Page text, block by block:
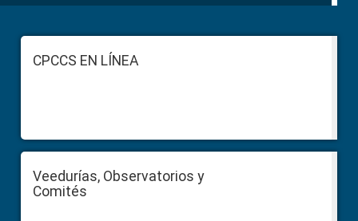
FooterCPCCS EN LÍNEA
Veedurías, Observatorios y
Comités